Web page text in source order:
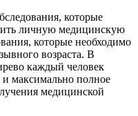
которые
личную медицинскую
которые необходимо
возраста. В
каждый человек
максимально полное
медицинской